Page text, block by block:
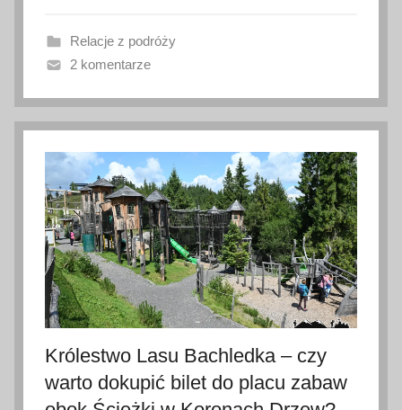
n
o
e
r
w
c
a
2
0
2
Relacje z podróży
2 komentarze
Królestwo Lasu Bachledka – czy
warto dokupić bilet do placu zabaw